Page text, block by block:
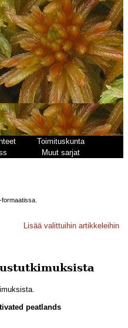
Toimituskunta
Muut sarjat
Lisää valittuihin artikkeleihin
peatlands